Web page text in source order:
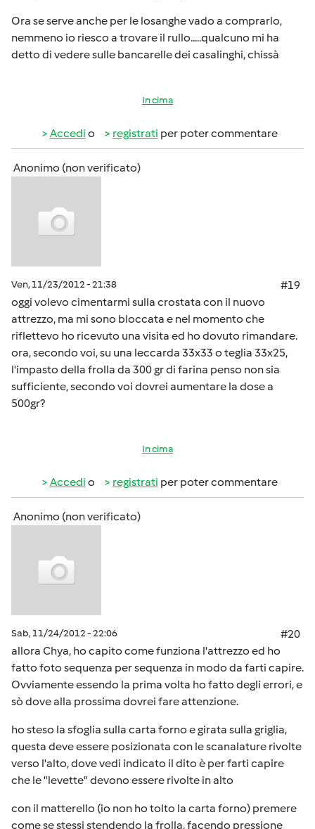
Ora se serve anche per le losanghe vado a comprarlo,
nemmeno io riesco a trovare il rullo.....qualcuno mi ha
detto di vedere sulle bancarelle dei casalinghi, chissà
In cima
Accedi o registrati per poter commentare
Anonimo (non verificato)
Ven, 11/23/2012 - 21:38
#19
oggi volevo cimentarmi sulla crostata con il nuovo
attrezzo, ma mi sono bloccata e nel momento che
riflettevo ho ricevuto una visita ed ho dovuto rimandare.
ora, secondo voi, su una leccarda 33x33 o teglia 33x25,
l'impasto della frolla da 300 gr di farina penso non sia
sufficiente, secondo voi dovrei aumentare la dose a
500gr?
In cima
Accedi o registrati per poter commentare
Anonimo (non verificato)
Sab, 11/24/2012 - 22:06
#20
allora Chya, ho capito come funziona l'attrezzo ed ho
fatto foto sequenza per sequenza in modo da farti capire.
Ovviamente essendo la prima volta ho fatto degli errori, e
sò dove alla prossima dovrei fare attenzione.
ho steso la sfoglia sulla carta forno e girata sulla griglia,
questa deve essere posizionata con le scanalature rivolte
verso l'alto, dove vedi indicato il dito è per farti capire
che le "levette" devono essere rivolte in alto
con il matterello (io non ho tolto la carta forno) premere
come se stessi stendendo la frolla, facendo pressione